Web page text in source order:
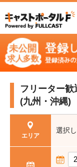
フリーター歓
(九州・沖縄)
エリア
選択